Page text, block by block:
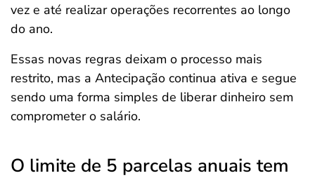
vez e até realizar operações recorrentes ao longo
do ano.
Essas novas regras deixam o processo mais
restrito, mas a Antecipação continua ativa e segue
sendo uma forma simples de liberar dinheiro sem
comprometer o salário.
O limite de 5 parcelas anuais tem